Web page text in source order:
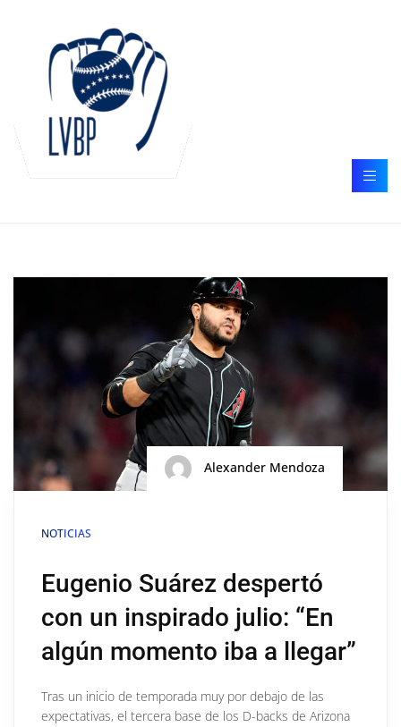
Alexander Mendoza
NOTICIAS
Eugenio Suárez despertó
con un inspirado julio: “En
algún momento iba a llegar”
Tras un inicio de temporada muy por debajo de las
expectativas, el tercera base de los D-backs de Arizona